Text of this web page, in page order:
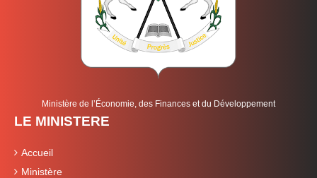
Ministère de l’Économie, des Finances et du Développement
LE MINISTERE
Accueil
Ministère